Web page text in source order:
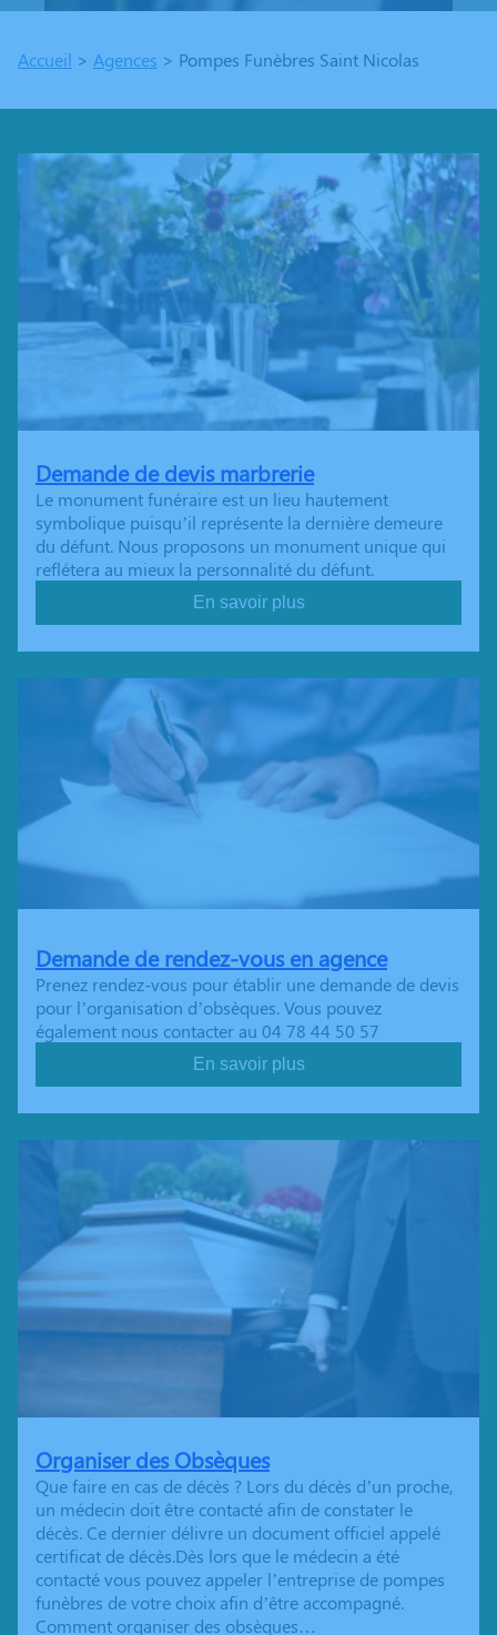
Accueil > Agences > Pompes Funèbres Saint Nicolas
Demande de devis marbrerie
Le monument funéraire est un lieu hautement
symbolique puisqu’il représente la dernière demeure
du défunt. Nous proposons un monument unique qui
reflétera au mieux la personnalité du défunt.
En savoir plus
Demande de rendez-vous en agence
Prenez rendez-vous pour établir une demande de devis
pour l’organisation d’obsèques. Vous pouvez
également nous contacter au 04 78 44 50 57
En savoir plus
Organiser des Obsèques
Que faire en cas de décès ? Lors du décès d’un proche,
un médecin doit être contacté afin de constater le
décès. Ce dernier délivre un document officiel appelé
certificat de décès.Dès lors que le médecin a été
contacté vous pouvez appeler l’entreprise de pompes
funèbres de votre choix afin d’être accompagné.
Comment organiser des obsèques…